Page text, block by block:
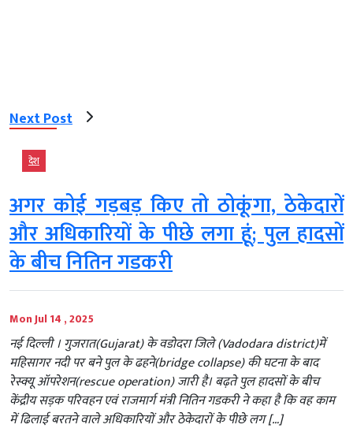
Next Post
देश
अगर कोई गड़बड़ किए तो ठोकूंगा, ठेकेदारों
और अधिकारियों के पीछे लगा हूं; पुल हादसों
के बीच नितिन गडकरी
Mon Jul 14 , 2025
नई दिल्‍ली । गुजरात(Gujarat) के वडोदरा जिले (Vadodara district)में
महिसागर नदी पर बने पुल के ढहने(bridge collapse) की घटना के बाद
रेस्क्यू ऑपरेशन(rescue operation) जारी है। बढ़ते पुल हादसों के बीच
केंद्रीय सड़क परिवहन एवं राजमार्ग मंत्री नितिन गडकरी ने कहा है कि वह काम
में ढिलाई बरतने वाले अधिकारियों और ठेकेदारों के पीछे लग […]